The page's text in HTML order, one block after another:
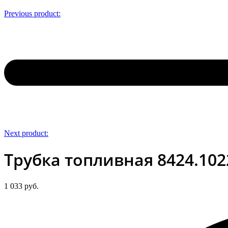
Previous product:
Next product:
Трубка топливная
1 033 руб.